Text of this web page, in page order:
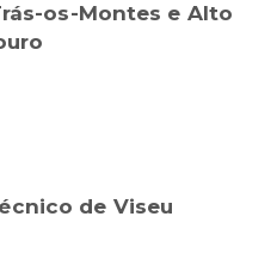
os-Montes e Alto
de Viseu